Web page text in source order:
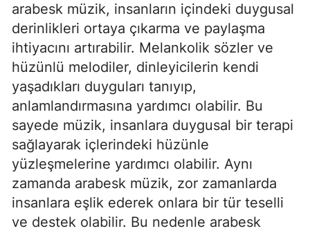
arabesk müzik, insanların içindeki duygusal
derinlikleri ortaya çıkarma ve paylaşma
ihtiyacını artırabilir. Melankolik sözler ve
hüzünlü melodiler, dinleyicilerin kendi
yaşadıkları duyguları tanıyıp,
anlamlandırmasına yardımcı olabilir. Bu
sayede müzik, insanlara duygusal bir terapi
sağlayarak içlerindeki hüzünle
yüzleşmelerine yardımcı olabilir. Aynı
zamanda arabesk müzik, zor zamanlarda
insanlara eşlik ederek onlara bir tür teselli
ve destek olabilir. Bu nedenle arabesk